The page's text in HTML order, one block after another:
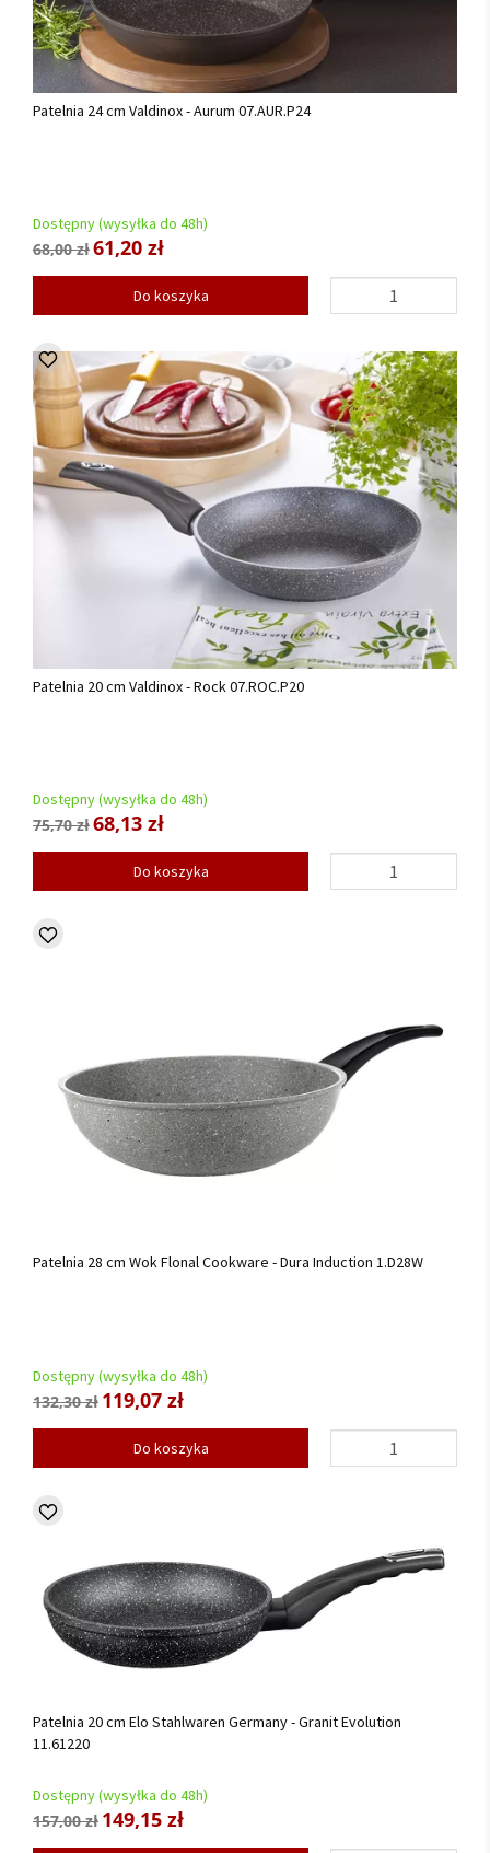
Patelnia 24 cm Valdinox - Aurum 07.AUR.P24
Dostępny (wysyłka do 48h)
68,00 zł61,20 zł
Do koszyka
Patelnia 20 cm Valdinox - Rock 07.ROC.P20
Dostępny (wysyłka do 48h)
75,70 zł68,13 zł
Do koszyka
Patelnia 28 cm Wok Flonal Cookware - Dura Induction 1.D28W
Dostępny (wysyłka do 48h)
132,30 zł 119,07 zł
Do koszyka
Patelnia 20 cm Elo Stahlwaren Germany - Granit Evolution
11.61220
Dostępny (wysyłka do 48h)
157,00 zł 149,15 zł